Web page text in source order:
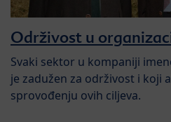
Održivost u
Svaki sektor u kompaniji
je zadužen za održivost i koji
sprovođenju ovih ciljeva.